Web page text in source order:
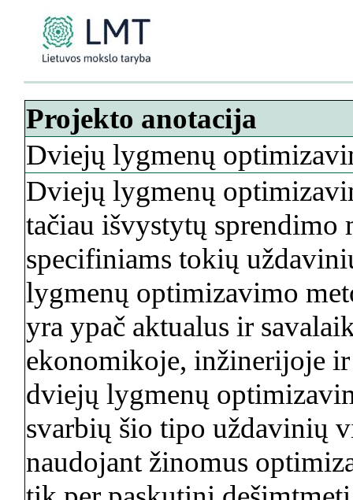
Projekto anotacija
Dviejų lygmenų
Dviejų lygmenų
tačiau išvystytų sprendimo
specifiniams tokių
lygmenų optimizavimo
yra ypač aktualus ir
ekonomikoje, inžinerijoje
dviejų lygmenų
svarbių šio tipo uždavinių
naudojant žinomus